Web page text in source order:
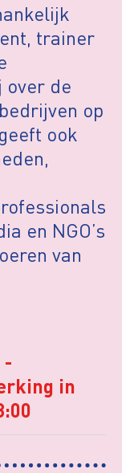
trainer
de
op
ook
en NGO’s
van
-
in